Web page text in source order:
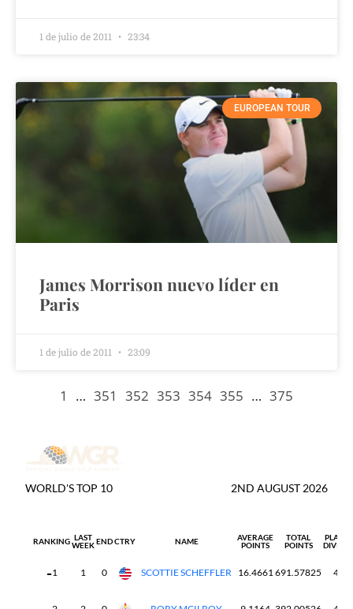
1 de julio de 2011 23:34
EUROPEAN TOUR
James Morrison nuevo líder en
Paris
1 de julio de 2011 23:09
1 … 351 352 353 354 355 … 375